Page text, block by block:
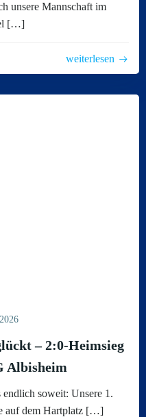
unsere Mannschaft im
[…]
weiterlesen
– 2:0-Heimsieg
Albisheim
soweit: Unsere 1.
auf dem Hartplatz […]